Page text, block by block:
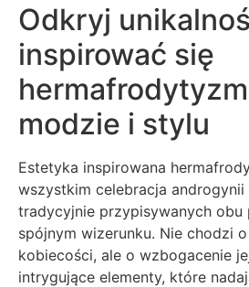
Odkryj
inspirować się
modzie i stylu
Estetyka inspirowana
wszystkim celebracja androgynii
tradycyjnie przypisywanych obu
spójnym wizerunku. Nie chodzi
kobiecości, ale o wzbogacenie
intrygujące elementy, które